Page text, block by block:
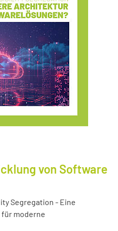
von Software
Segregation - Eine
moderne